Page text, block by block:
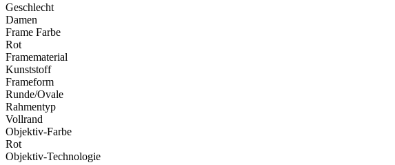
Geschlecht
Damen
Frame Farbe
Rot
Framematerial
Kunststoff
Frameform
Runde/Ovale
Rahmentyp
Vollrand
Objektiv-Farbe
Rot
Objektiv-Technologie